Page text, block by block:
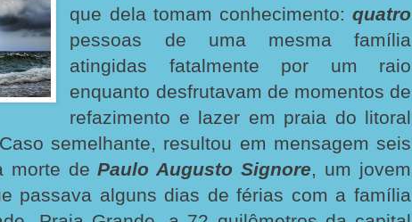
que dela tomam conhecimento: quatro
pessoas de uma mesma família
atingidas fatalmente por um raio
enquanto desfrutavam de momentos de
refazimento e lazer em praia do litoral
semelhante, resultou em mensagem seis
morte dePaulo Augusto Signore, um jovem
passava alguns dias de férias com a família